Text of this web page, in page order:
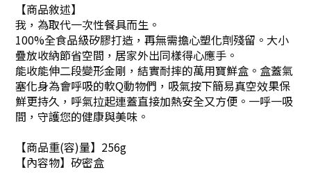
【商品敘述】
我，為取代一次性餐具而生。
100%全食品級矽膠打造，再無需擔心塑化劑殘留。大小
疊放收納節省空間，居家外出同樣得心應手。
能收能伸二段變形金剛，結實耐摔的萬用寶鮮盒。盒蓋氣
塞化身為會呼吸的軟Q動物們，吸氣按下簡易真空效果保
鮮更持久，呼氣拉起連蓋直接加熱安全又方便。一呼一吸
間，守護您的健康與美味。
【商品重(容)量】256g
【內容物】矽密盒